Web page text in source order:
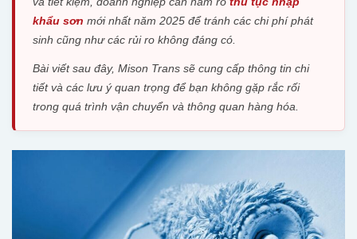
khẩu sơn mới nhất năm 2025 để tránh các chi phí phát
sinh cũng như các rủi ro không đáng có.
Bài viết sau đây, Mison Trans sẽ cung cấp thông tin chi
tiết và các lưu ý quan trọng để bạn không gặp rắc rối
trong quá trình vận chuyển và thông quan hàng hóa.